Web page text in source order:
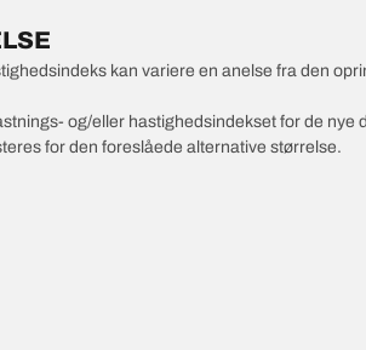
kan variere en anelse fra den
og/eller hastighedsindekset for de
for den foreslåede alternative størrelse.